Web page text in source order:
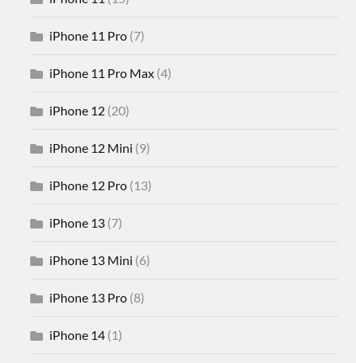
iPhone 11 Pro (7)
iPhone 11 Pro Max (4)
iPhone 12 (20)
iPhone 12 Mini (9)
iPhone 12 Pro (13)
iPhone 13 (7)
iPhone 13 Mini (6)
iPhone 13 Pro (8)
iPhone 14 (1)